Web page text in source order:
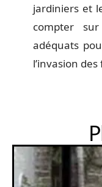
jardiniers et
compter
adéquats
l’invasion